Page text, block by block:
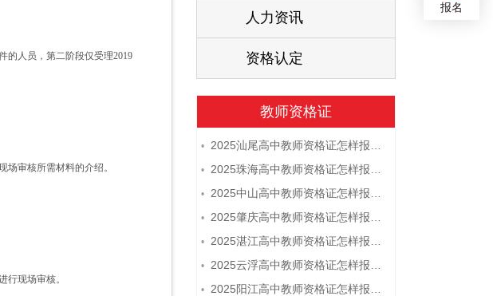
的人员，第二阶段仅受理2019
审核所需材料的介绍。
行现场审核。
人力资讯
资格认定
资格认定
教师资格证
• 2025汕尾高中教师资格证怎样报名 附流程
• 2025珠海高中教师资格证怎样报名 附流程
• 2025中山高中教师资格证怎样报名 附流程
• 2025肇庆高中教师资格证怎样报名 附流程
• 2025湛江高中教师资格证怎样报名 附流程
• 2025云浮高中教师资格证怎样报名 附流程
• 2025阳江高中教师资格证怎样报名 附流程
报名